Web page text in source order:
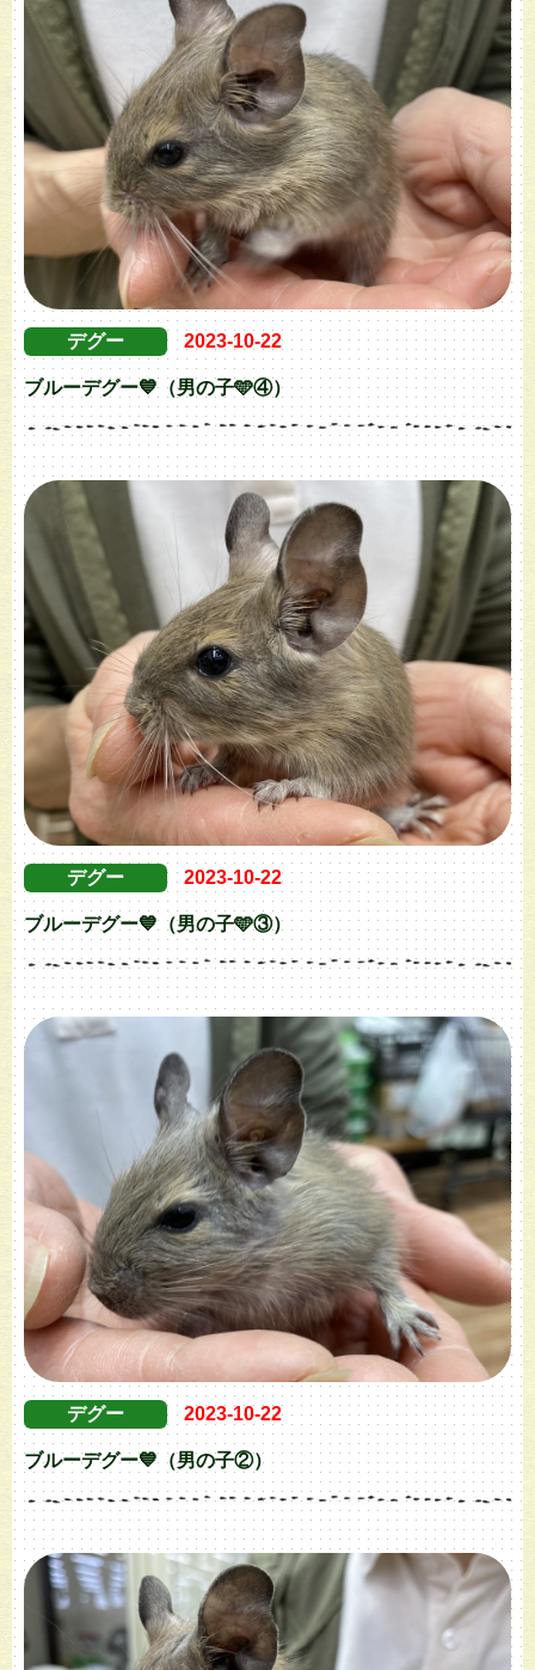
デグー 2023-10-22
ブルーデグー💙（男の子🩵④）
デグー 2023-10-22
ブルーデグー💙（男の子🩵③）
デグー 2023-10-22
ブルーデグー💙（男の子②）